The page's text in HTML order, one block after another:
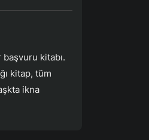
kitabı.
kitap, tüm
ikna